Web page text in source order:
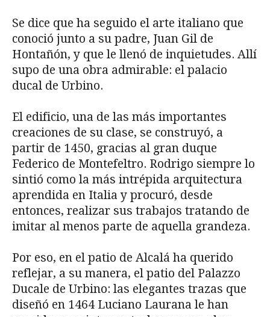
Se dice que ha seguido el arte italiano que
conoció junto a su padre, Juan Gil de
Hontañón, y que le llenó de inquietudes. Allí
supo de una obra admirable: el palacio
ducal de Urbino.
El edificio, una de las más importantes
creaciones de su clase, se construyó, a
partir de 1450, gracias al gran duque
Federico de Montefeltro. Rodrigo siempre lo
sintió como la más intrépida arquitectura
aprendida en Italia y procuró, desde
entonces, realizar sus trabajos tratando de
imitar al menos parte de aquella grandeza.
Por eso, en el patio de Alcalá ha querido
reflejar, a su manera, el patio del Palazzo
Ducale de Urbino: las elegantes trazas que
diseñó en 1464 Luciano Laurana le han